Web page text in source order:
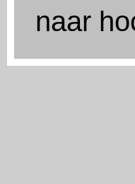
naar